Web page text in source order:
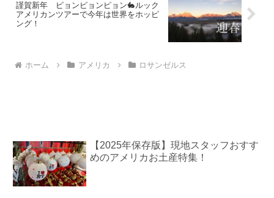
謹賀新年 ピョンピョンピョン🐇ルック
アメリカンツアーで今年は世界をホッピ
ング！
ホーム アメリカ ロサンゼルス
【2025年保存版】現地スタッフおすす
めのアメリカお土産特集！